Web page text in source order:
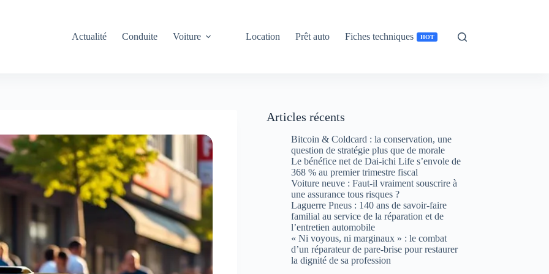
Actualité Conduite Voiture Location Prêt auto Fiches techniques HOT
Articles récents
Bitcoin & Coldcard : la conservation, une
question de stratégie plus que de morale
Le bénéfice net de Dai-ichi Life s’envole de
368 % au premier trimestre fiscal
Voiture neuve : Faut-il vraiment souscrire à
une assurance tous risques ?
Laguerre Pneus : 140 ans de savoir-faire
familial au service de la réparation et de
l’entretien automobile
« Ni voyous, ni marginaux » : le combat
d’un réparateur de pare-brise pour restaurer
la dignité de sa profession